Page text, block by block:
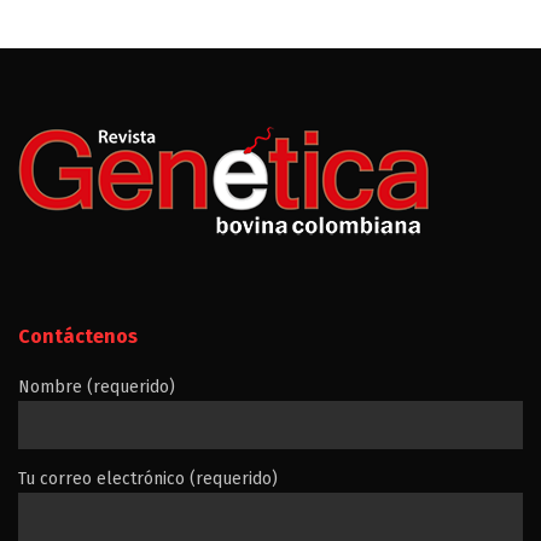
Contáctenos
Nombre (requerido)
Tu correo electrónico (requerido)